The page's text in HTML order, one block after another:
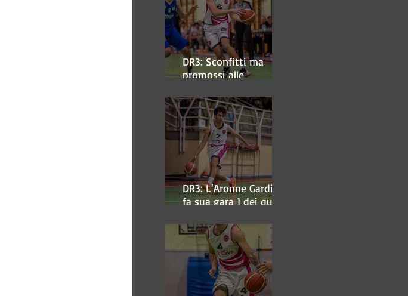
DR3: Sconfitti ma
promossi alle
DR3: L'Aronne Gardini
fa sua gara 1 dei quarti